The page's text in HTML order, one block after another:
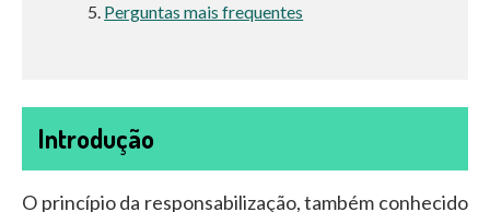
Perguntas mais frequentes
Introdução
O princípio da responsabilização, também conhecido